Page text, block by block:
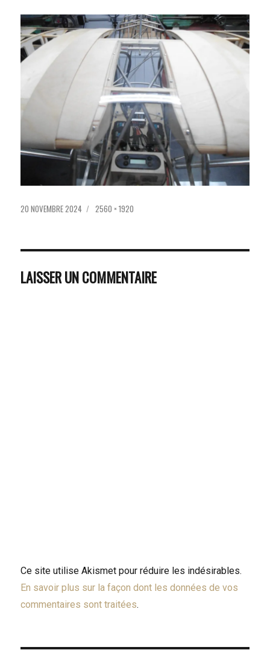
PUBLIÉ
20 NOVEMBRE 2024
TAILLE
2560 × 1920
LAISSER UN COMMENTAIRE
Ce site utilise Akismet pour réduire les indésirables.
En savoir plus sur la façon dont les données de vos
commentaires sont traitées.